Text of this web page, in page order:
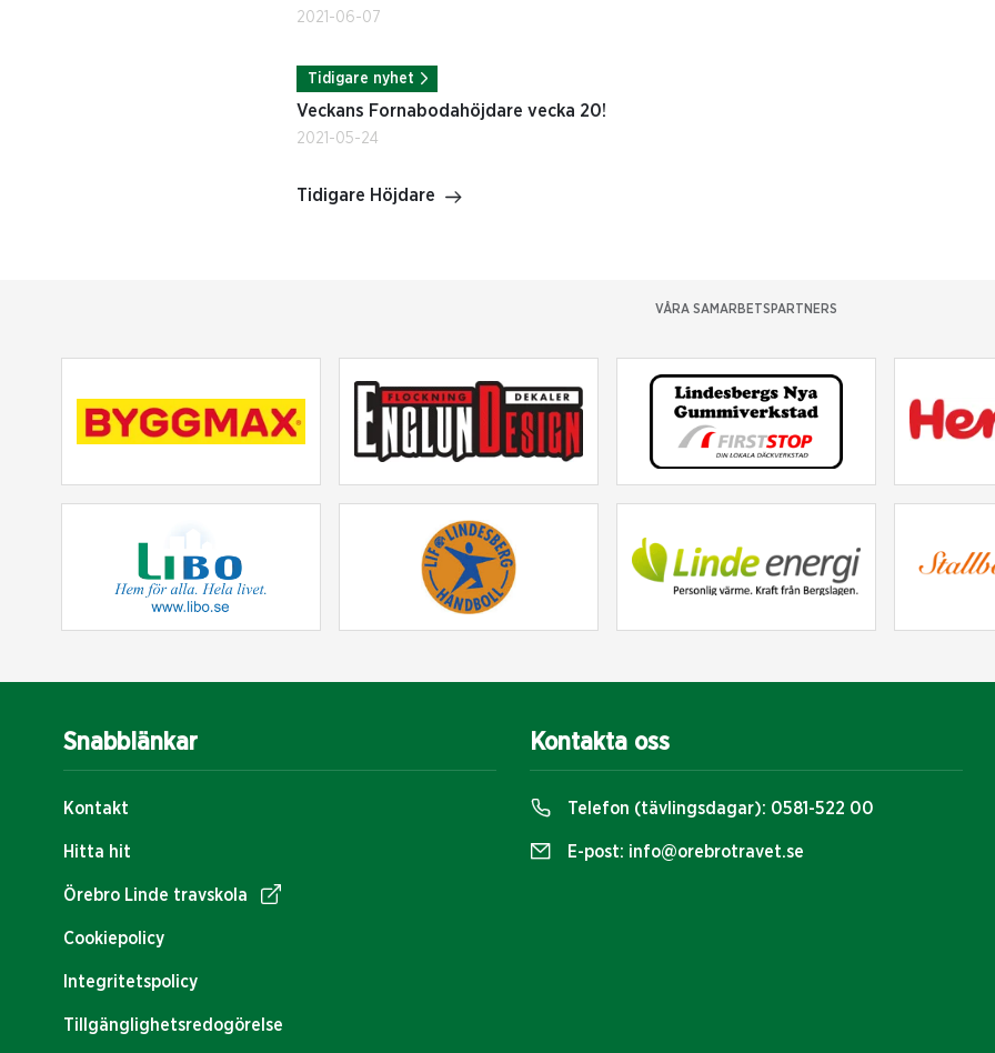
2021-06-07
Tidigare nyhet
Veckans Fornabodahöjdare vecka 20!
2021-05-24
Tidigare Höjdare
VÅRA SAMARBETSPARTNERS
Snabblänkar
Kontakt
Hitta hit
Örebro Linde travskola
Cookiepolicy
Integritetspolicy
Tillgänglighetsredogörelse
Kontakta oss
Telefon (tävlingsdagar): 0581-522 00
E-post: info@orebrotravet.se